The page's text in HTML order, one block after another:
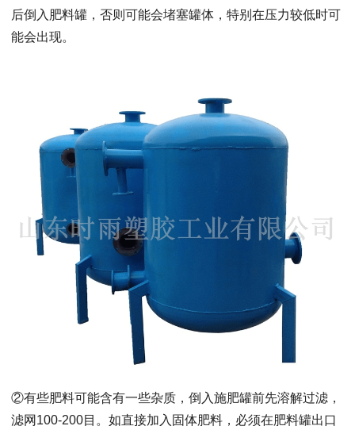
后倒入肥料罐，否则可能会堵塞罐体，特别在压力较低时可
能会出现。
②有些肥料可能含有一些杂质，倒入施肥罐前先溶解过滤，
滤网100-200目。如直接加入固体肥料，必须在肥料罐出口